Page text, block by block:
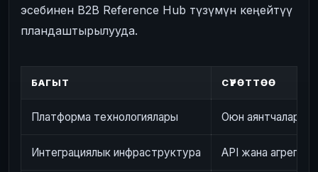
эсебинен B2B Reference Hub түзүмүн кеңейтүү
пландаштырылууда.
БАГЫТ СҮРӨТТӨӨ
Платформа технологиялары Оюн
Интеграциялык инфраструктура API жана